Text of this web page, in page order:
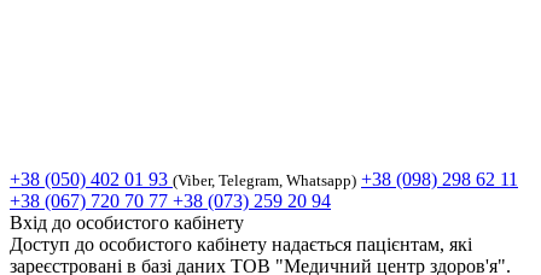
+38 (050) 402 01 93 (Viber, Telegram, Whatsapp) +38 (098) 298 62 11
+38 (067) 720 70 77 +38 (073) 259 20 94
Вхід до особистого кабінету
Доступ до особистого кабінету надається пацієнтам, які
зареєстровані в базі даних ТОВ "Медичний центр здоров'я".